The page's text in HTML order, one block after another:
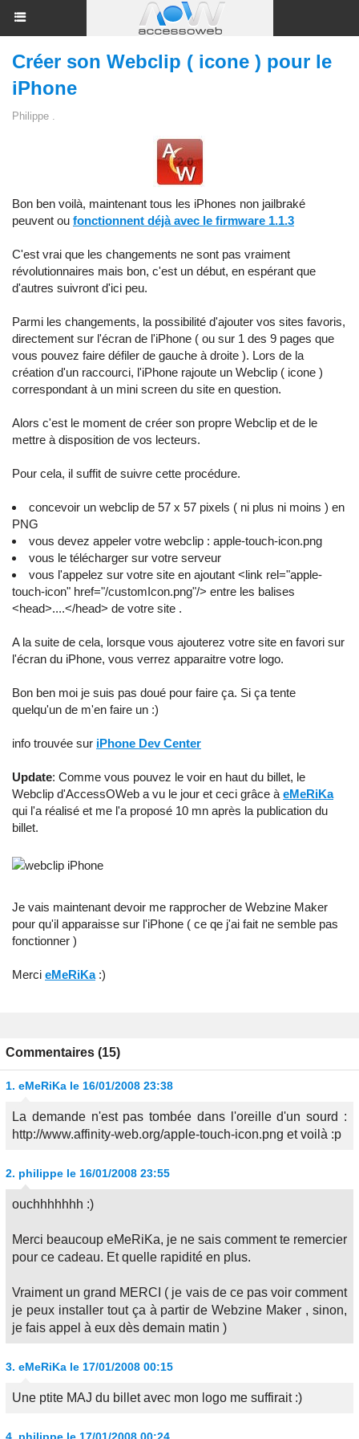
Créer son Webclip ( icone ) pour le
iPhone
Philippe .
Bon ben voilà, maintenant tous les iPhones non jailbraké
peuvent ou fonctionnent déjà avec le firmware 1.1.3
C'est vrai que les changements ne sont pas vraiment
révolutionnaires mais bon, c'est un début, en espérant que
d'autres suivront d'ici peu.
Parmi les changements, la possibilité d'ajouter vos sites favoris,
directement sur l'écran de l'iPhone ( ou sur 1 des 9 pages que
vous pouvez faire défiler de gauche à droite ). Lors de la
création d'un raccourci, l'iPhone rajoute un Webclip ( icone )
correspondant à un mini screen du site en question.
Alors c'est le moment de créer son propre Webclip et de le
mettre à disposition de vos lecteurs.
Pour cela, il suffit de suivre cette procédure.
concevoir un webclip de 57 x 57 pixels ( ni plus ni moins ) en
PNG
vous devez appeler votre webclip : apple-touch-icon.png
vous le télécharger sur votre serveur
vous l'appelez sur votre site en ajoutant <link rel="apple-
touch-icon" href="/customIcon.png"/> entre les balises
<head>....</head> de votre site .
A la suite de cela, lorsque vous ajouterez votre site en favori sur
l'écran du iPhone, vous verrez apparaitre votre logo.
Bon ben moi je suis pas doué pour faire ça. Si ça tente
quelqu'un de m'en faire un :)
info trouvée sur iPhone Dev Center
Update: Comme vous pouvez le voir en haut du billet, le
Webclip d'AccessOWeb a vu le jour et ceci grâce à eMeRiKa
qui l'a réalisé et me l'a proposé 10 mn après la publication du
billet.
Je vais maintenant devoir me rapprocher de Webzine Maker
pour qu'il apparaisse sur l'iPhone ( ce qe j'ai fait ne semble pas
fonctionner )
Merci eMeRiKa:)
Commentaires (15)
1. eMeRiKa le 16/01/2008 23:38
La demande n'est pas tombée dans l'oreille d'un sourd :
http://www.affinity-web.org/apple-touch-icon.png et voilà :p
2. philippe le 16/01/2008 23:55
ouchhhhhhh :)
Merci beaucoup eMeRiKa, je ne sais comment te remercier
pour ce cadeau. Et quelle rapidité en plus.
Vraiment un grand MERCI ( je vais de ce pas voir comment
je peux installer tout ça à partir de Webzine Maker , sinon,
je fais appel à eux dès demain matin )
3. eMeRiKa le 17/01/2008 00:15
Une ptite MAJ du billet avec mon logo me suffirait :)